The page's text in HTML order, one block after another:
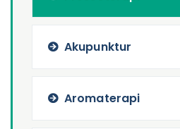
Akupunktur
Aromaterapi